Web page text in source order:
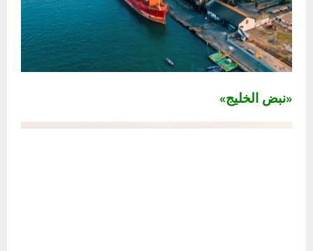
«نبض الخليج»